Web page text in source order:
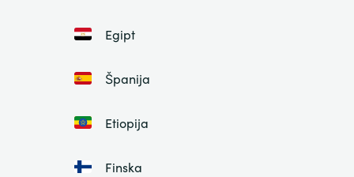
Egipt
Španija
Etiopija
Finska